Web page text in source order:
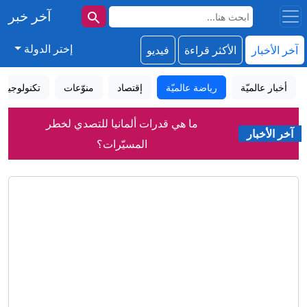
آخر خبر
آخر الأخبار الأكثر قراءة فيديو إختر الدولة
أخبار عالميّة رياضة عالميّة إقتصاد منوّعات تكنولوجيا
آخر الأخبار
ما هي قدرات ألمانيا للتصدي لخطر
المسيّرات؟
نتنياهو يعلن عن موقفه من خطة ترامب